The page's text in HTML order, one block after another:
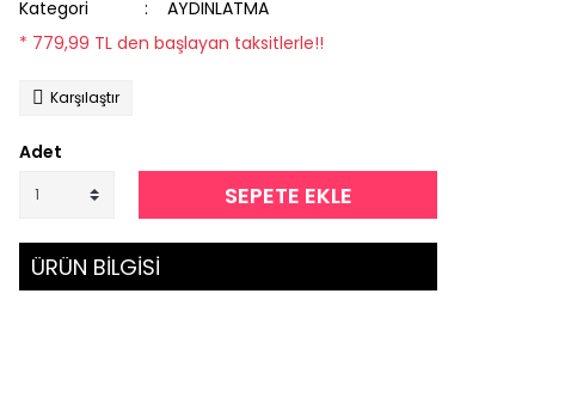
Kategori
AYDINLATMA
* 779,99 TL den başlayan taksitlerle!!
Karşılaştır
Adet
SEPETE EKLE
ÜRÜN BİLGİSİ